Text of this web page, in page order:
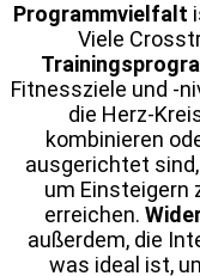
Programmvielfalt
Viele
Fitnessziele und -
die Herz-
kombinieren
ausgerichtet
um Einsteigern
erreichen.
außerdem, die
was ideal ist,